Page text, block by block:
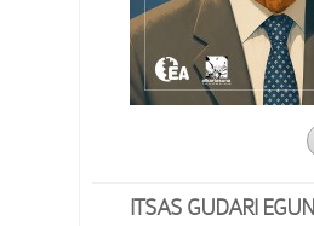
ITSAS GUDARI